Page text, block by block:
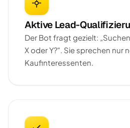
Aktive Lead-
Der Bot fragt gezielt:
X oder Y?". Sie sprechen nur
Kaufinteressenten.